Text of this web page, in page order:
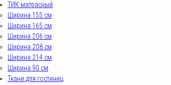
ТИК матрасный
Ширина 155 см
Ширина 165 см
Ширина 206 см
Ширина 208 см
Ширина 214 см
Ширина 90 см
Ткани для гостиниц